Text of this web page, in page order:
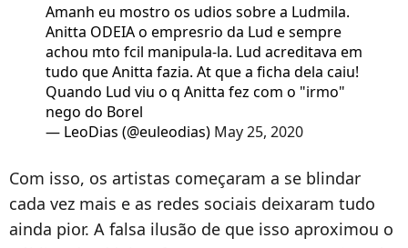
Amanh eu mostro os udios sobre a Ludmila.
Anitta ODEIA o empresrio da Lud e sempre
achou mto fcil manipula-la. Lud acreditava em
tudo que Anitta fazia. At que a ficha dela caiu!
Quando Lud viu o q Anitta fez com o "irmo"
nego do Borel
— LeoDias (@euleodias) May 25, 2020
Com isso, os artistas começaram a se blindar
cada vez mais e as redes sociais deixaram tudo
ainda pior. A falsa ilusão de que isso aproximou o